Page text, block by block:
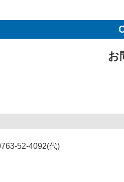
お
52-4092(代)